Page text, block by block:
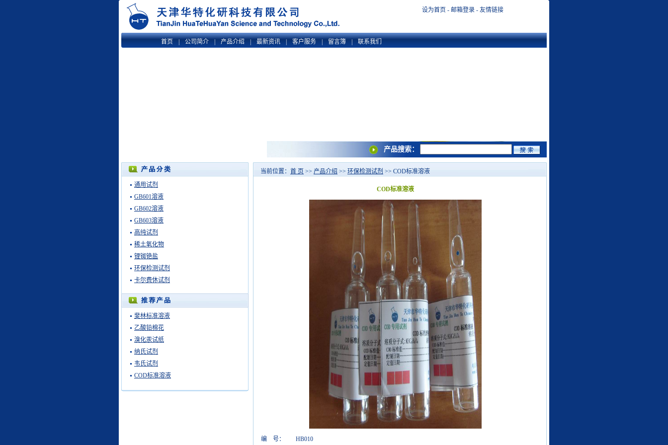
设为首页 - 邮箱登录 - 友情链接
首页 公司简介 产品介绍 最新资讯 客户服务 留言簿 联系我们
产品搜索：
通用试剂
GB601溶液
GB602溶液
GB603溶液
高纯试剂
稀土氧化物
锂铷铯盐
环保检测试剂
卡尔费休试剂
斐林标准溶液
乙酸铅棉花
溴化汞试纸
纳氏试剂
韦氏试剂
COD标准溶液
当前位置： 首 页 >> 产品介绍 >> 环保检测试剂 >> COD标准溶液
COD标准溶液
编 号： HB010